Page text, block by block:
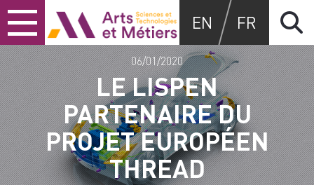
Skip
to
content
Skip
to
main
menu
Skip
to
search
Arts et métiers
EN FR
LE LISPEN
PARTENAIRE DU
PROJET EUROPÉEN
THREAD
06/01/2020